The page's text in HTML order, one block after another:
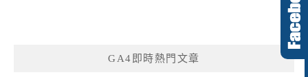
GA4即時熱門文章